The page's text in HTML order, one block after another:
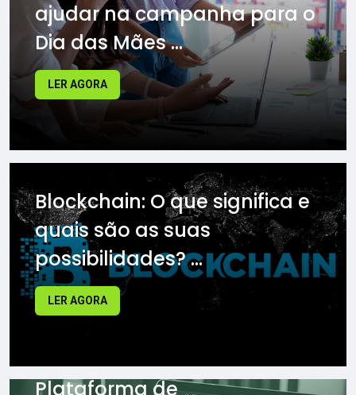
ajudar na campanha para o
Dia das Mães ...
LER AGORA
Blockchain: O que significa e
quais são as suas
possibilidades? ...
LER AGORA
Plataforma de